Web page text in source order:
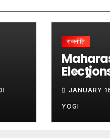
राजनीति
पहली
बादशाहत
JANUARY
YOGI